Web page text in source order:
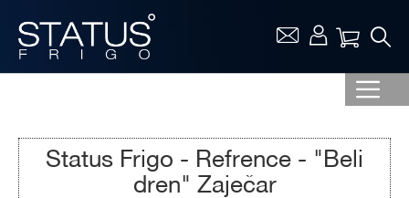
Vaša
Status Frigo - Refrence - "Beli
dren" Zaječar